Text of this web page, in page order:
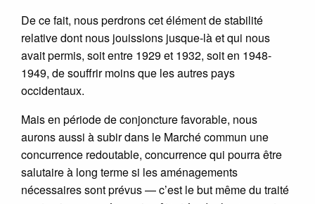
De ce fait, nous perdrons cet élément de stabilité
relative dont nous jouissions jusque-là et qui nous
avait permis, soit entre 1929 et 1932, soit en 1948-
1949, de souffrir moins que les autres pays
occidentaux.
Mais en période de conjoncture favorable, nous
aurons aussi à subir dans le Marché commun une
concurrence redoutable, concurrence qui pourra être
salutaire à long terme si les aménagements
nécessaires sont prévus — c’est le but même du traité